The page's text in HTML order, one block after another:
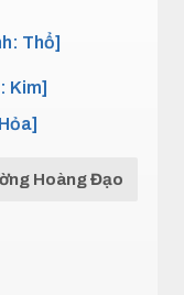
Thổ]
Kim]
Hoàng Đạo